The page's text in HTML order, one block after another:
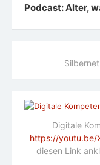
Podcast: Alter,
Digitale
https://youtu.be/
diesen Link